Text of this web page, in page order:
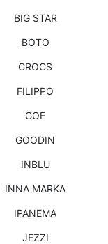
BIG STAR
BOTO
CROCS
FILIPPO
GOE
GOODIN
INBLU
INNA MARKA
IPANEMA
JEZZI